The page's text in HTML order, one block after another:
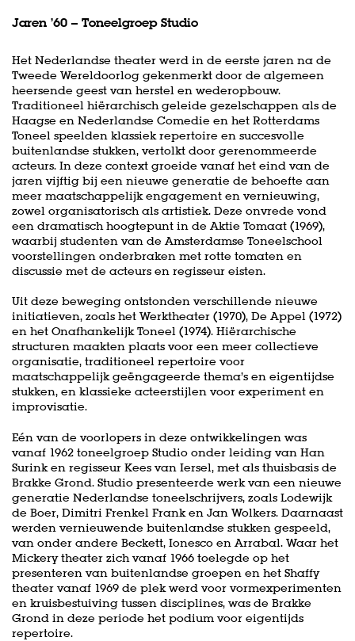
Jaren ’60 – Toneelgroep Studio
Het Nederlandse theater werd in de eerste jaren na de
Tweede Wereldoorlog gekenmerkt door de algemeen
heersende geest van herstel en wederopbouw.
Traditioneel hiërarchisch geleide gezelschappen als de
Haagse en Nederlandse Comedie en het Rotterdams
Toneel speelden klassiek repertoire en succesvolle
buitenlandse stukken, vertolkt door gerenommeerde
acteurs. In deze context groeide vanaf het eind van de
jaren vijftig bij een nieuwe generatie de behoefte aan
meer maatschappelijk engagement en vernieuwing,
zowel organisatorisch als artistiek. Deze onvrede vond
een dramatisch hoogtepunt in de Aktie Tomaat (1969),
waarbij studenten van de Amsterdamse Toneelschool
voorstellingen onderbraken met rotte tomaten en
discussie met de acteurs en regisseur eisten.
Uit deze beweging ontstonden verschillende nieuwe
initiatieven, zoals het Werktheater (1970), De Appel (1972)
en het Onafhankelijk Toneel (1974). Hiërarchische
structuren maakten plaats voor een meer collectieve
organisatie, traditioneel repertoire voor
maatschappelijk geëngageerde thema’s en eigentijdse
stukken, en klassieke acteerstijlen voor experiment en
improvisatie.
Eén van de voorlopers in deze ontwikkelingen was
vanaf 1962 toneelgroep Studio onder leiding van Han
Surink en regisseur Kees van Iersel, met als thuisbasis de
Brakke Grond. Studio presenteerde werk van een nieuwe
generatie Nederlandse toneelschrijvers, zoals Lodewijk
de Boer, Dimitri Frenkel Frank en Jan Wolkers. Daarnaast
werden vernieuwende buitenlandse stukken gespeeld,
van onder andere Beckett, Ionesco en Arrabal. Waar het
Mickery theater zich vanaf 1966 toelegde op het
presenteren van buitenlandse groepen en het Shaffy
theater vanaf 1969 de plek werd voor vormexperimenten
en kruisbestuiving tussen disciplines, was de Brakke
Grond in deze periode het podium voor eigentijds
repertoire.